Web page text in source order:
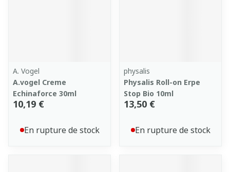
A. Vogel
A.vogel Creme
Echinaforce 30ml
10,19 €
En rupture de stock
physalis
Physalis Roll-on Erpe
Stop Bio 10ml
13,50 €
En rupture de stock